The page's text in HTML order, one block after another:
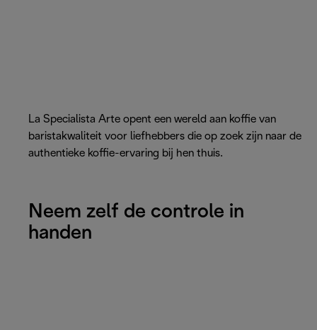
La Specialista Arte opent een wereld aan koffie van
baristakwaliteit voor liefhebbers die op zoek zijn naar de
authentieke koffie-ervaring bij hen thuis.
Neem zelf de controle in
handen